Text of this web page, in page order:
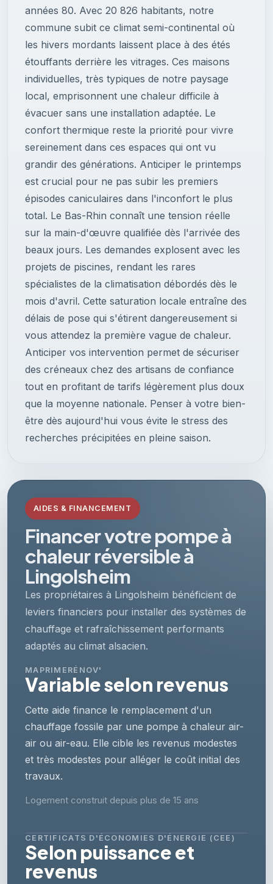
années 80. Avec 20 826 habitants, notre
commune subit ce climat semi-continental où
les hivers mordants laissent place à des étés
étouffants derrière les vitrages. Ces maisons
individuelles, très typiques de notre paysage
local, emprisonnent une chaleur difficile à
évacuer sans une installation adaptée. Le
confort thermique reste la priorité pour vivre
sereinement dans ces espaces qui ont vu
grandir des générations. Anticiper le printemps
est crucial pour ne pas subir les premiers
épisodes caniculaires dans l'inconfort le plus
total. Le Bas-Rhin connaît une tension réelle
sur la main-d'œuvre qualifiée dès l'arrivée des
beaux jours. Les demandes explosent avec les
projets de piscines, rendant les rares
spécialistes de la climatisation débordés dès le
mois d'avril. Cette saturation locale entraîne des
délais de pose qui s'étirent dangereusement si
vous attendez la première vague de chaleur.
Anticiper vos intervention permet de sécuriser
des créneaux chez des artisans de confiance
tout en profitant de tarifs légèrement plus doux
que la moyenne nationale. Penser à votre bien-
être dès aujourd'hui vous évite le stress des
recherches précipitées en pleine saison.
AIDES & FINANCEMENT
Financer votre pompe à
chaleur réversible à
Lingolsheim
Les propriétaires à Lingolsheim bénéficient de
leviers financiers pour installer des systèmes de
chauffage et rafraîchissement performants
adaptés au climat alsacien.
MAPRIMERÉNOV'
Variable selon revenus
Cette aide finance le remplacement d'un
chauffage fossile par une pompe à chaleur air-
air ou air-eau. Elle cible les revenus modestes
et très modestes pour alléger le coût initial des
travaux.
Logement construit depuis plus de 15 ans
CERTIFICATS D'ÉCONOMIES D'ÉNERGIE (CEE)
Selon puissance et
revenus